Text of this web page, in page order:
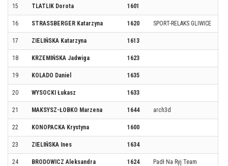
15 TLATLIK Dorota 1601
16 STRASSBERGER Katarzyna 1620 SPORT-RELAKS GLIWICE
17 ZIELIŃSKA Katarzyna 1613
18 KRZEMIŃSKA Jadwiga 1623
19 KOLADO Daniel 1635
20 WYSOCKI Łukasz 1633
21 MAKSYSZ-ŁOBKO Marzena 1644 arch3d
22 KONOPACKA Krystyna 1600
23 ZIELIŃSKA Ines 1634
24 BRODOWICZ Aleksandra 1624 Padł Na Ryj Team